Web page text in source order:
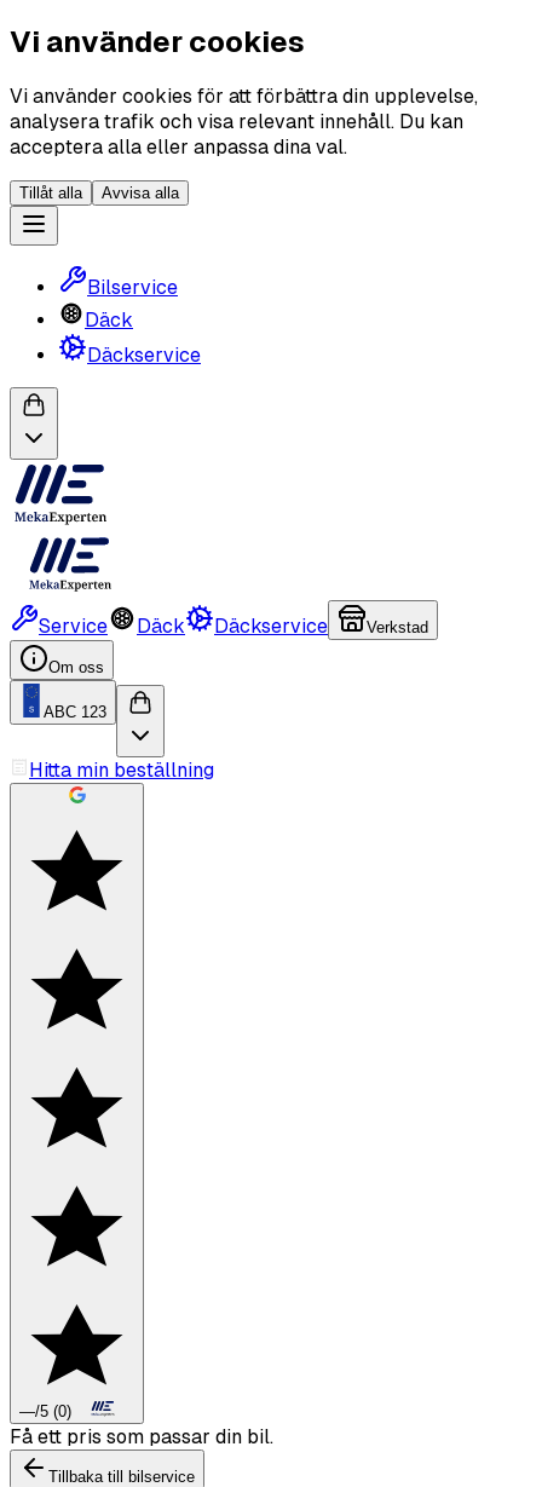
Vi använder cookies
Vi använder cookies för att förbättra din upplevelse,
analysera trafik och visa relevant innehåll. Du kan
acceptera alla eller anpassa dina val.
Tillåt alla Avvisa alla
Bilservice
Däck
Däckservice
Service Däck Däckservice Verkstad
Om oss
ABC 123
Hitta min beställning
—/5 (0)
Tillbaka till bilservice